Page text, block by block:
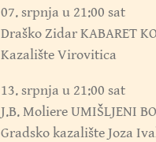
07. srpnja u 21:00 sat
Draško Zidar KABARET
Kazalište Virovitica
13. srpnja u 21:00 sat
J.B. Moliere UMIŠLJENI
Gradsko kazalište Joza